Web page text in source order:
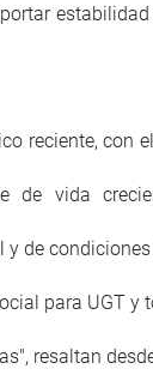
reciente, con
de vida
de
para UGT y
resaltan